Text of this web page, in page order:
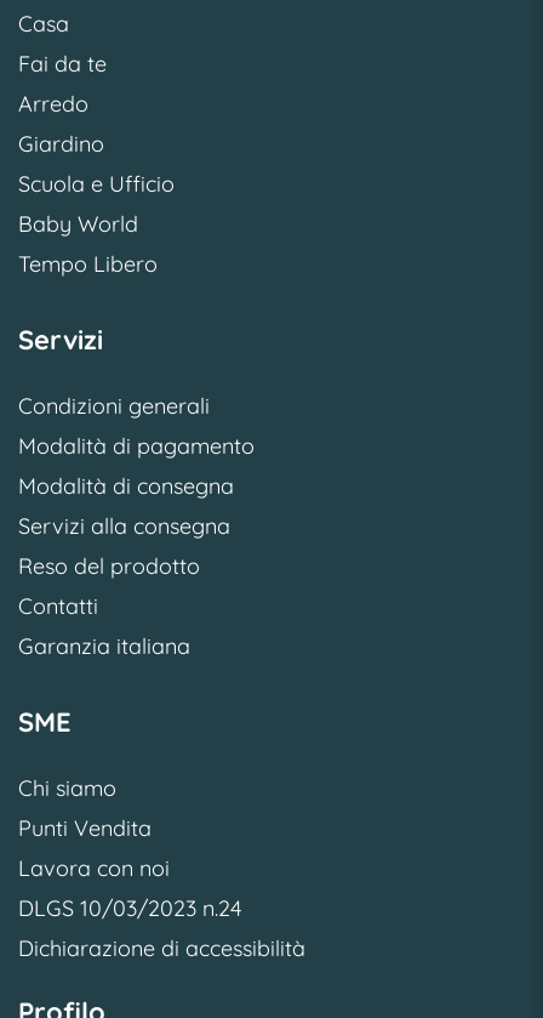
Casa
Fai da te
Arredo
Giardino
Scuola e Ufficio
Baby World
Tempo Libero
Servizi
Condizioni generali
Modalità di pagamento
Modalità di consegna
Servizi alla consegna
Reso del prodotto
Contatti
Garanzia italiana
SME
Chi siamo
Punti Vendita
Lavora con noi
DLGS 10/03/2023 n.24
Dichiarazione di accessibilità